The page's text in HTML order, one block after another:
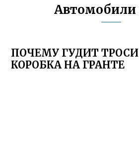
Автомобили
ПОЧЕМУ ГУДИТ
КОРОБКА НА ГРАНТЕ